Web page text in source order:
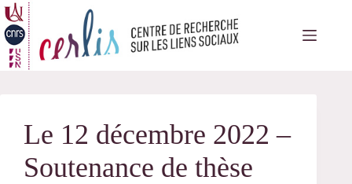
Passer
au
contenu
Le 12 décembre 2022 –
Soutenance de thèse